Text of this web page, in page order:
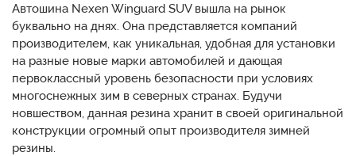
Автошина Nexen Winguard SUV вышла на рынок
буквально на днях. Она представляется компаний
производителем, как уникальная, удобная для установки
на разные новые марки автомобилей и дающая
первоклассный уровень безопасности при условиях
многоснежных зим в северных странах. Будучи
новшеством, данная резина хранит в своей оригинальной
конструкции огромный опыт производителя зимней
резины.